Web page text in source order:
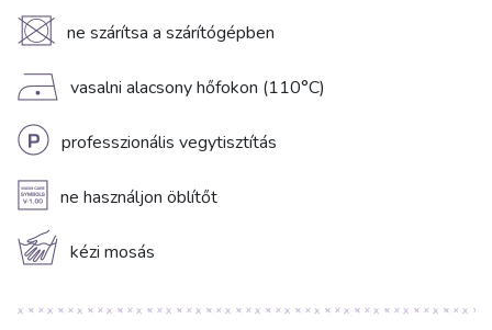
U ne szárítsa a szárítógépben
D vasalni alacsony hőfokon (110°C)
L professzionális vegytisztítás
A ne használjon öblítőt
c kézi mosás